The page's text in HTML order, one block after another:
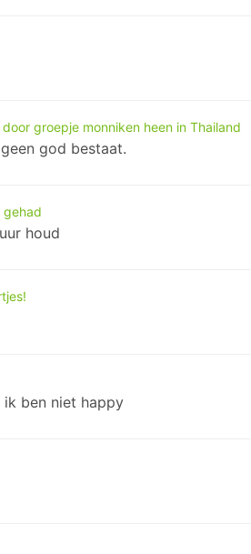
groepje monniken heen in Thailand
god bestaat.
gehad
houd
ik ben niet happy